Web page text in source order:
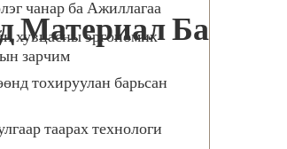
Материал Ба
чанар ба Ажиллагаа
хувцасны эргономик
зарчим
тохируулан барьсан
таарах технологи